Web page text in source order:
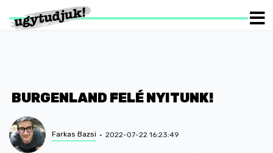
BURGENLAND FELÉ NYITUNK!
Farkas Bazsi 2022-07-22 16:23:49